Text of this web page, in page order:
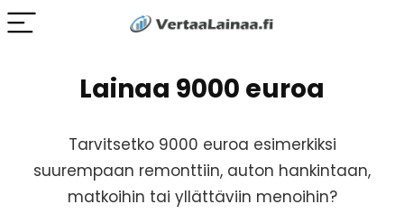
Lainaa 9000 euroa
Tarvitsetko 9000 euroa esimerkiksi
suurempaan remonttiin, auton hankintaan,
matkoihin tai yllättäviin menoihin?